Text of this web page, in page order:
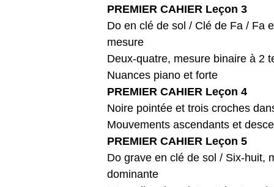
PREMIER CAHIER Leçon 3
Do en clé de sol / Clé de Fa / Fa
mesure
Deux-quatre, mesure binaire à 2
Nuances piano et forte
PREMIER CAHIER Leçon 4
Noire pointée et trois croches
Mouvements ascendants et
PREMIER CAHIER Leçon 5
Do grave en clé de sol / Six-huit,
dominante